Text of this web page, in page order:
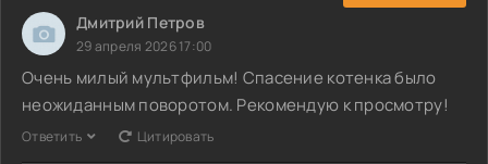
Дмитрий Петров
29 апреля 2026 17:00
Очень милый мультфильм! Спасение котенка было
неожиданным поворотом. Рекомендую к просмотру!
Ответить Цитировать